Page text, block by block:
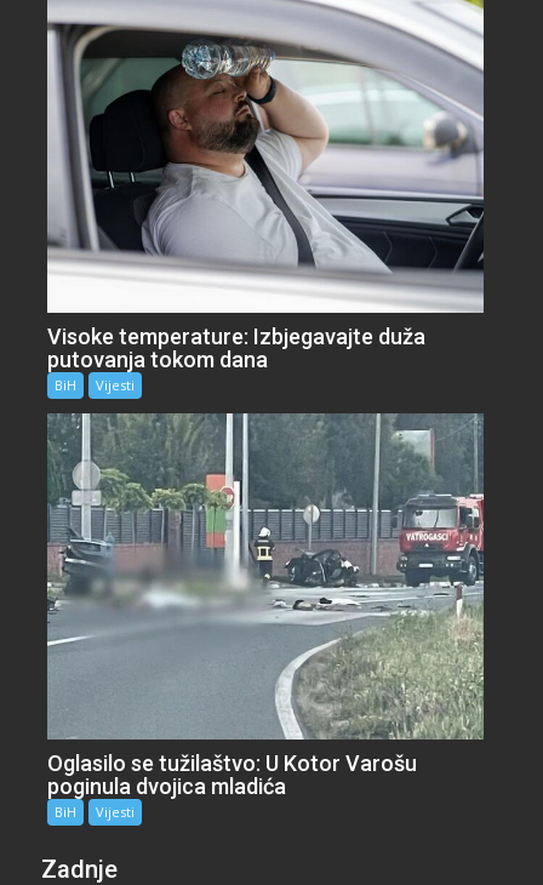
Visoke temperature: Izbjegavajte duža
putovanja tokom dana
BiH Vijesti
Oglasilo se tužilaštvo: U Kotor Varošu
poginula dvojica mladića
BiH Vijesti
Zadnje